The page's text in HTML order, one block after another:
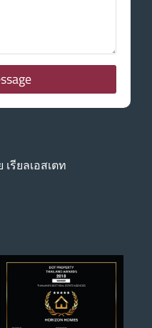
รียลเอสเตท